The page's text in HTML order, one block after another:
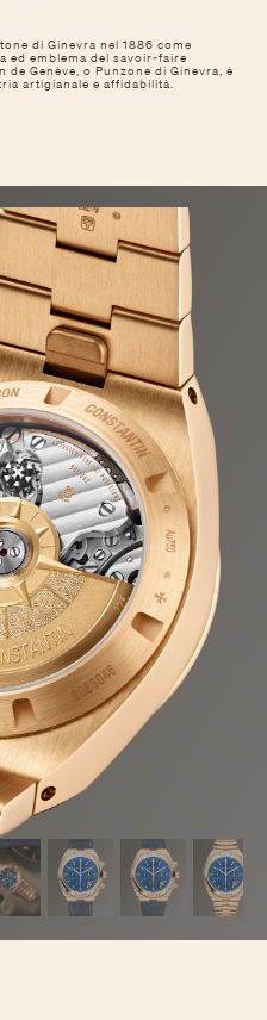
di Ginevra nel 1886 come
ed emblema del savoir-faire
Genève, o Punzone di Ginevra, è
artigianale e affidabilità.